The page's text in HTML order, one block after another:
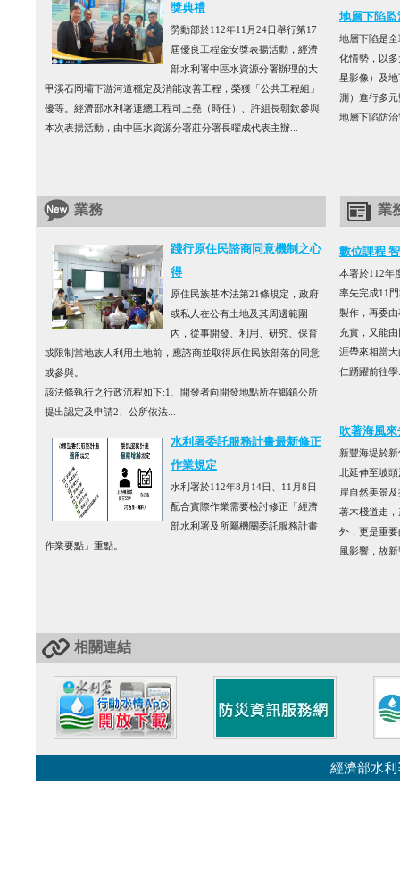
獎典禮
勞動部於112年11月24日舉行第17
屆優良工程金安獎表揚活動，經濟
部水利署中區水資源分署辦理的大
甲溪石岡壩下游河道穩定及消能改善工程，榮獲「公共工程組」
優等。經濟部水利署連總工程司上堯（時任）、許組長朝欽參與
本次表揚活動，由中區水資源分署莊分署長曜成代表主辦...
地層下陷
地層下陷是
化情勢，以
星影像）及
測）進行多
地層下陷防
業務
踐行原住民諮商同意機制之心
得
原住民族基本法第21條規定，政府
或私人在公有土地及其周邊範圍
內，從事開發、利用、研究、保育
或限制當地族人利用土地前，應諮商並取得原住民族部落的同意
或參與。
該法條執行之行政流程如下:1、開發者向開發地點所在鄉鎮公所
提出認定及申請2、公所依法...
水利署委託服務計畫最新修正
作業規定
水利署於112年8月14日、11月8日
配合實際作業需要檢討修正「經濟
部水利署及所屬機關委託服務計畫
作業要點」重點。
業
數位課程
本署於112年
率先完成11
製作，再委
充實，又能
涯帶來相當
仁踴躍前往學
吹著海風
新豐海堤於
北延伸至坡
岸自然美景
著木棧道走
外，更是重
風影響，故
相關連結
經濟部水